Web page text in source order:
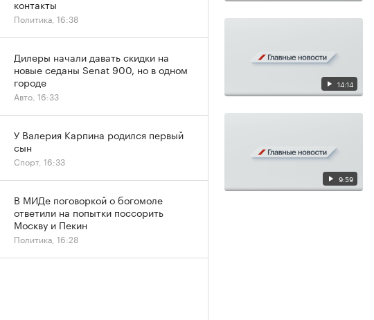
14:14
9:59
контакты
Политика, 16:38
Дилеры начали давать скидки на
новые седаны Senat 900, но в одном
городе
Авто, 16:33
У Валерия Карпина родился первый
сын
Спорт, 16:33
В МИДе поговоркой о богомоле
ответили на попытки поссорить
Москву и Пекин
Политика, 16:28